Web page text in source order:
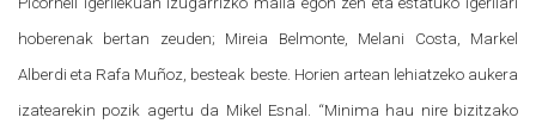
hoberenak bertan zeuden; Mireia Belmonte, Melani Costa, Markel
Alberdi eta Rafa Muñoz, besteak beste. Horien artean lehiatzeko aukera
izatearekin pozik agertu da Mikel Esnal. “Minima hau nire bizitzako